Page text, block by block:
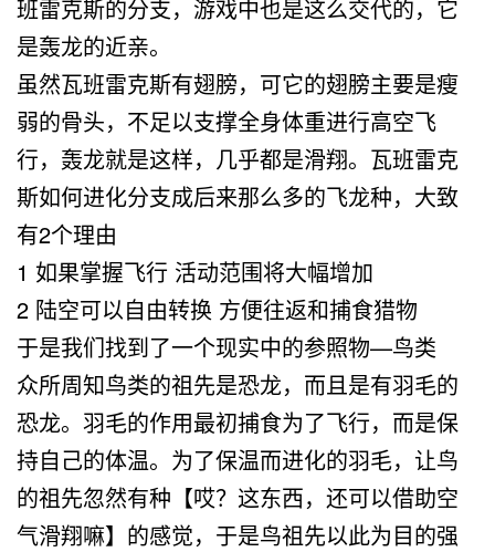
班雷克斯的分支，游戏中也是这么交代的，它
是轰龙的近亲。
虽然瓦班雷克斯有翅膀，可它的翅膀主要是瘦
弱的骨头，不足以支撑全身体重进行高空飞
行，轰龙就是这样，几乎都是滑翔。瓦班雷克
斯如何进化分支成后来那么多的飞龙种，大致
有2个理由
1 如果掌握飞行 活动范围将大幅增加
2 陆空可以自由转换 方便往返和捕食猎物
于是我们找到了一个现实中的参照物—鸟类
众所周知鸟类的祖先是恐龙，而且是有羽毛的
恐龙。羽毛的作用最初捕食为了飞行，而是保
持自己的体温。为了保温而进化的羽毛，让鸟
的祖先忽然有种【哎？这东西，还可以借助空
气滑翔嘛】的感觉，于是鸟祖先以此为目的强